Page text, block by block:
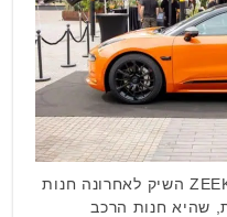
מותג רכבי היוקרה החשמליים ZEEKR השיק לאחרונה חנות
שהיא חנות הרכב